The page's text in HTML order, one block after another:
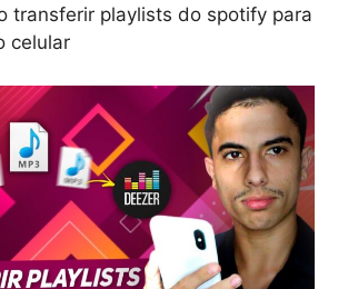
transferir playlists do spotify para
celular